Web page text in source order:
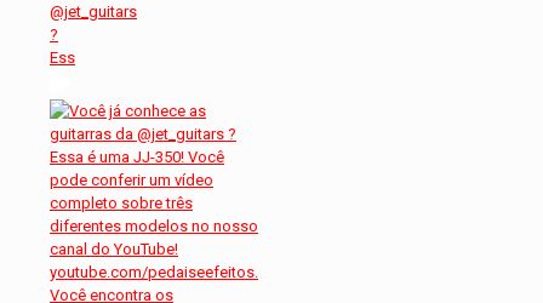
@jet_guitars
?
Ess